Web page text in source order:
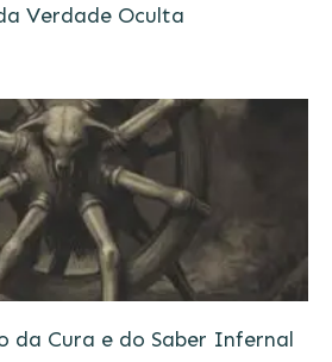
Verdade Oculta
da Cura e do Saber Infernal